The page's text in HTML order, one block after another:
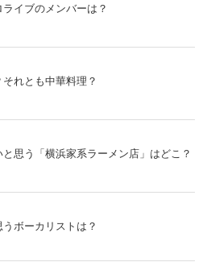
イブのメンバーは？
れとも中華料理？
思う「横浜家系ラーメン店」はどこ？
ボーカリストは？